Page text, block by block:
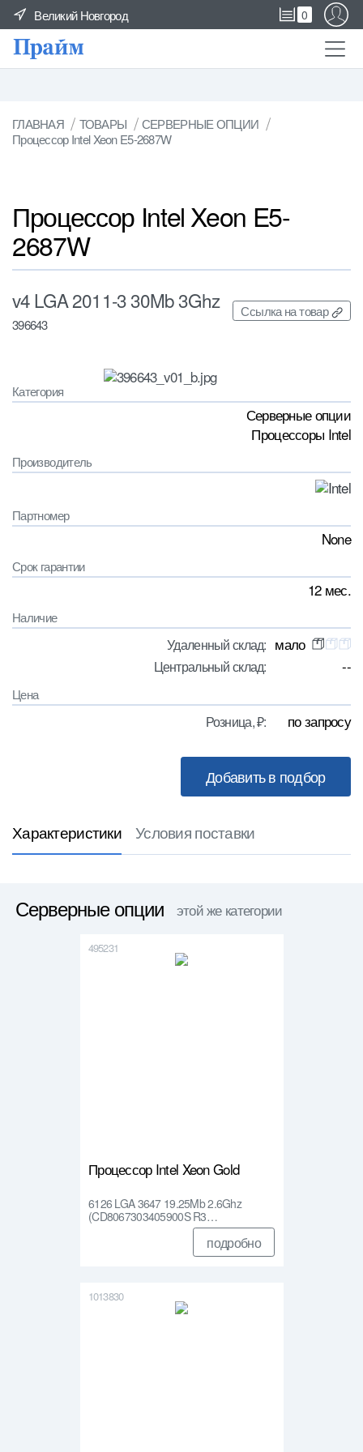
Великий Новгород 0
ГЛАВНАЯ ТОВАРЫ
СЕРВЕРНЫЕ ОПЦИИ
Процессор Intel Xeon E5-2687W
Процессор Intel Xeon E5-
2687W
v4 LGA 2011-3 30Mb 3Ghz
396643
Ссылка на товар
Категория
Серверные опции
Процессоры Intel
Производитель
Партномер
None
Срок гарантии
12 мес.
Наличие
Удаленный склад: мало
Центральный склад: --
Цена
Розница, ₽: по запросу
Характеристики Условия поставки
Серверные опции этой же категории
495231
Процессор Intel Xeon Gold
6126 LGA 3647 19.25Mb 2.6Ghz
(CD8067303405900S R3…
подробно
1013830